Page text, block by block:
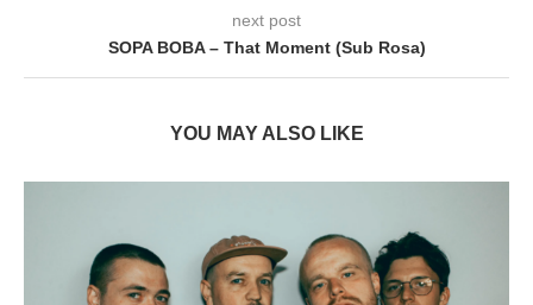
next post
SOPA BOBA – That Moment (Sub Rosa)
YOU MAY ALSO LIKE